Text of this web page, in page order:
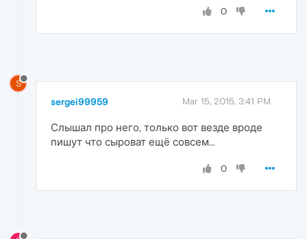
0
S
sergei99959 Mar 15, 2015, 3:41 PM
Слышал про него, только вот везде вроде
пишут что сыроват ещё совсем...
0